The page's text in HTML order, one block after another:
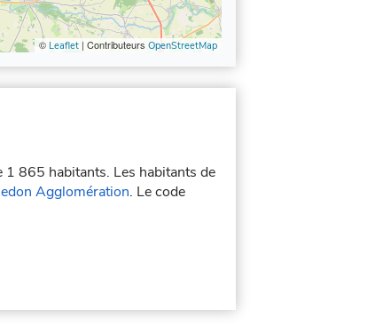
© Leaflet | Contributeurs OpenStreetMap
1 865 habitants. Les habitants de
Agglomération. Le code